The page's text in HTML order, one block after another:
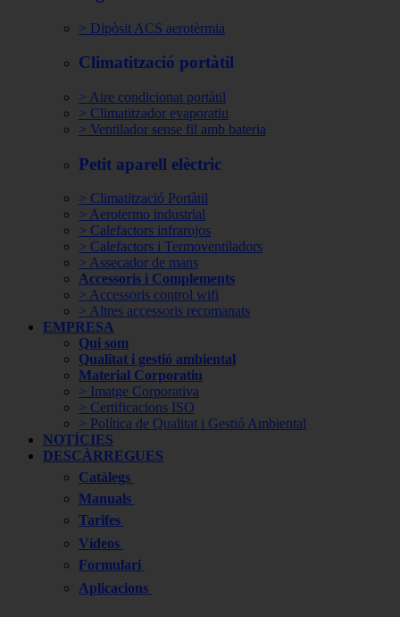
> Dipòsit ACS aerotèrmia
Climatització portàtil
> Aire condicionat portàtil
> Climatitzador evaporatiu
> Ventilador sense fil amb bateria
Petit aparell elèctric
> Climatització Portàtil
> Aerotermo industrial
> Calefactors infrarojos
> Calefactors i Termoventiladors
> Assecador de mans
Accessoris i Complements
> Accessoris control wifi
> Altres accessoris recomanats
EMPRESA
Qui som
Qualitat i gestió ambiental
Material Corporatiu
> Imatge Corporativa
> Certificacions ISO
> Política de Qualitat i Gestió Ambiental
NOTÍCIES
DESCÀRREGUES
Catàlegs
Manuals
Tarifes
Vídeos
Formulari
Aplicacions